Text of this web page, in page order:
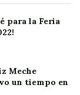
se van a
para la Feria
Meche
un tiempo en